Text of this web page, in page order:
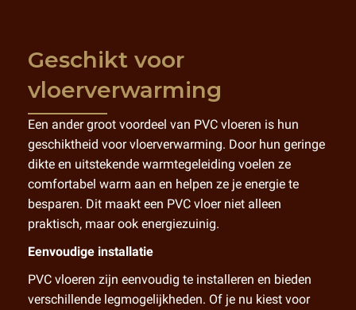
Geschikt voor
vloerverwarming
Een ander groot voordeel van PVC vloeren is hun
geschiktheid voor vloerverwarming. Door hun geringe
dikte en uitstekende warmtegeleiding voelen ze
comfortabel warm aan en helpen ze je energie te
besparen. Dit maakt een PVC vloer niet alleen
praktisch, maar ook energiezuinig.
Eenvoudige installatie
PVC vloeren zijn eenvoudig te installeren en bieden
verschillende legmogelijkheden. Of je nu kiest voor